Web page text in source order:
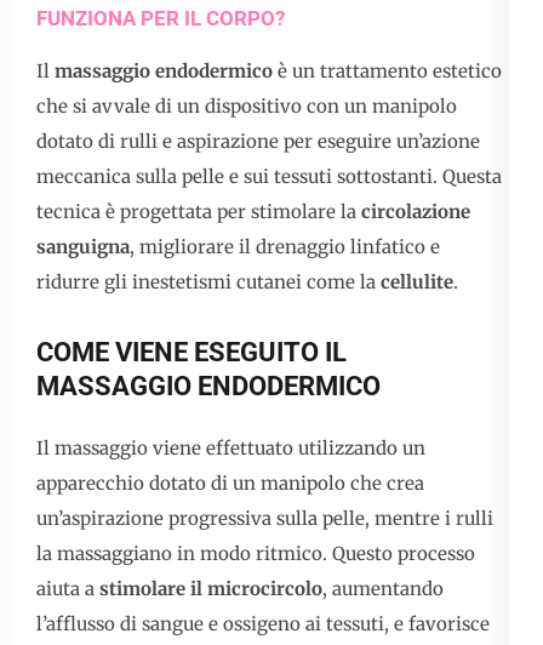
FUNZIONA PER IL CORPO?
Il massaggio endodermico è un trattamento estetico
che si avvale di un dispositivo con un manipolo
dotato di rulli e aspirazione per eseguire un’azione
meccanica sulla pelle e sui tessuti sottostanti. Questa
tecnica è progettata per stimolare la circolazione
sanguigna, migliorare il drenaggio linfatico e
ridurre gli inestetismi cutanei come la cellulite.
COME VIENE ESEGUITO IL
MASSAGGIO ENDODERMICO
Il massaggio viene effettuato utilizzando un
apparecchio dotato di un manipolo che crea
un’aspirazione progressiva sulla pelle, mentre i rulli
la massaggiano in modo ritmico. Questo processo
aiuta a stimolare il microcircolo, aumentando
l’afflusso di sangue e ossigeno ai tessuti, e favorisce